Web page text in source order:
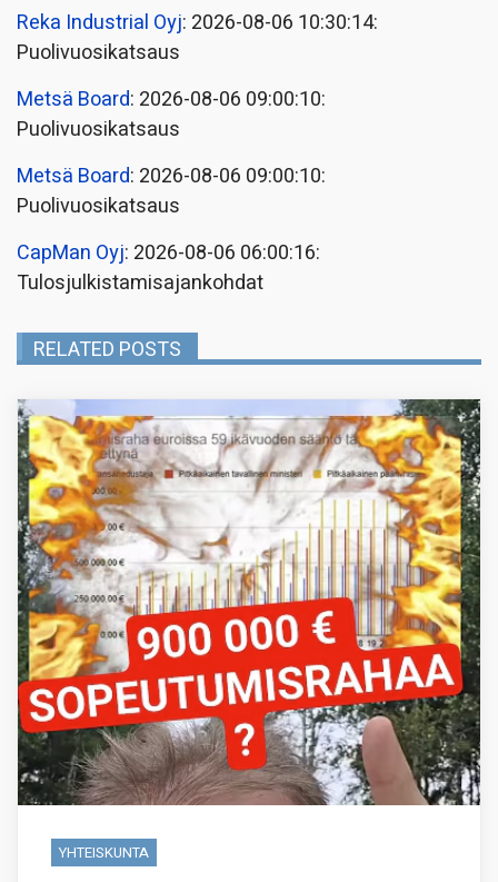
Reka Industrial Oyj: 2026-08-06 10:30:14:
Puolivuosikatsaus
Metsä Board: 2026-08-06 09:00:10:
Puolivuosikatsaus
Metsä Board: 2026-08-06 09:00:10:
Puolivuosikatsaus
CapMan Oyj: 2026-08-06 06:00:16:
Tulosjulkistamisajankohdat
RELATED POSTS
YHTEISKUNTA